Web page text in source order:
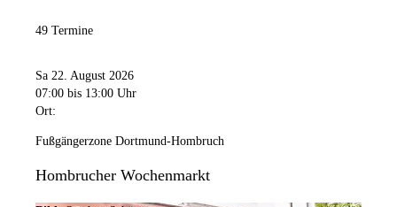
49 Termine
Sa 22. August 2026
07:00 bis 13:00 Uhr
Ort:
Fußgängerzone Dortmund-Hombruch
Hombrucher Wochenmarkt